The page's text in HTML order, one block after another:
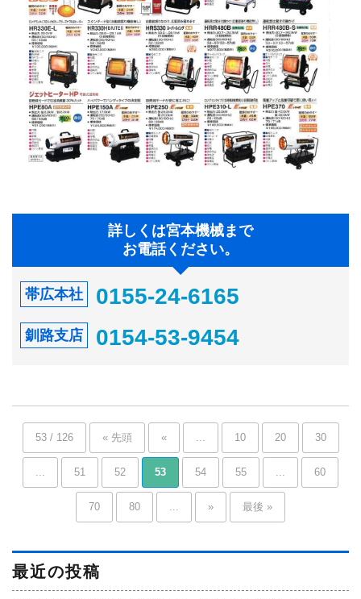
詳しくは宮本機械まで
お電話ください。
帯広本社 0155-24-6165
釧路支店 0154-53-9454
53 / 126 « 先頭 « ... 10 20 30
... 51 52 53 54 55 ... 60
70 80 ... » 最後 »
最近の投稿